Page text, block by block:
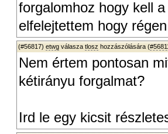
forgalomhoz hogy kell
elfelejtettem hogy
(#56817) etwg válasza tlosz hozzászólására (
Nem értem pontosan
kétirányu forgalmat?
Ird le egy kicsit